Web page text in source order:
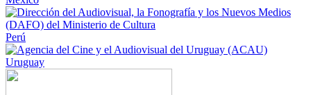
Perú
Uruguay